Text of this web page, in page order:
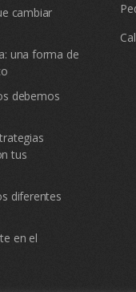
cambiar
una forma de
debemos
tus
diferentes
en el